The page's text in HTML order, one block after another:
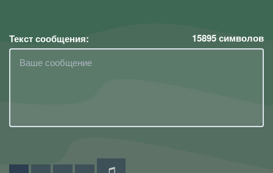
Текст сообщения: 15895символов